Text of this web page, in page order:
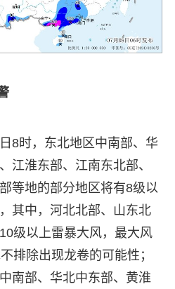
8时，东北地区中南部、华
江淮东部、江南东北部、
等地的部分地区将有8级以
其中，河北北部、山东北
级以上雷暴大风，最大风
排除出现龙卷的可能性；
南部、华北中东部、黄淮